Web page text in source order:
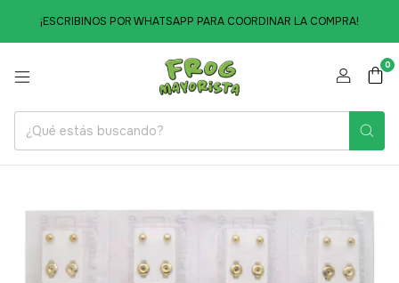
¡ESCRIBINOS POR WHATSAPP PARA COORDINAR LA COMPRA!
0